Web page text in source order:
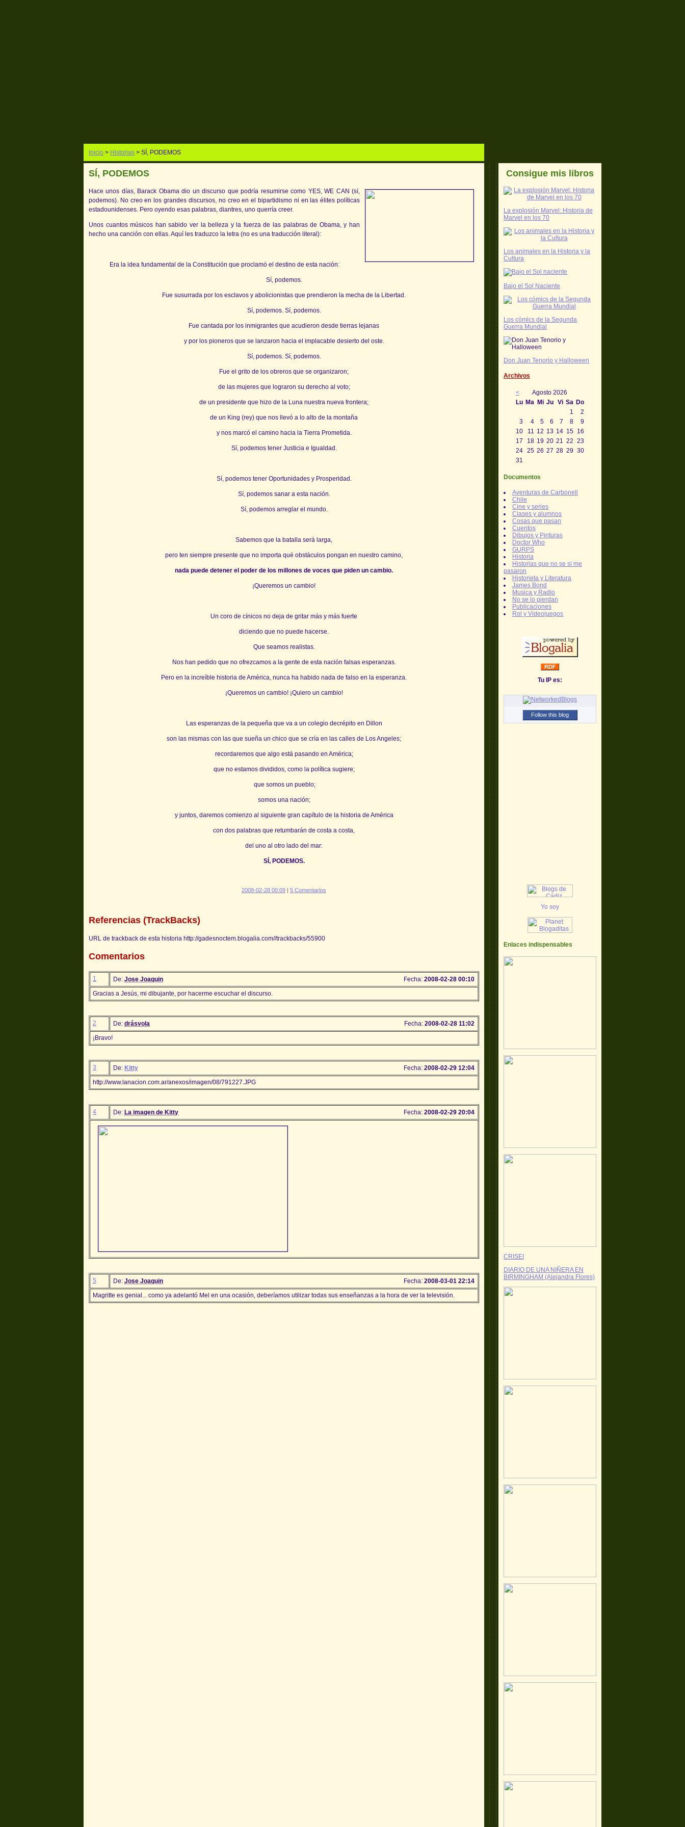
Inicio > Historias > SÍ, PODEMOS
SÍ, PODEMOS
Hace unos días, Barack Obama dio un discurso que podría resumirse como YES, WE CAN (sí,
podemos). No creo en los grandes discursos, no creo en el bipartidismo ni en las élites políticas
estadounidenses. Pero oyendo esas palabras, diantres, uno querría creer.
Unos cuantos músicos han sabido ver la belleza y la fuerza de las palabras de Obama, y han
hecho una canción con ellas. Aquí les traduzco la letra (no es una traducción literal):
Era la idea fundamental de la Constitución que proclamó el destino de esta nación:
Sí, podemos.
Fue susurrada por los esclavos y abolicionistas que prendieron la mecha de la Libertad.
Sí, podemos. Sí, podemos.
Fue cantada por los inmigrantes que acudieron desde tierras lejanas
y por los pioneros que se lanzaron hacia el implacable desierto del oste.
Sí, podemos. Sí, podemos.
Fue el grito de los obreros que se organizaron;
de las mujeres que lograron su derecho al voto;
de un presidente que hizo de la Luna nuestra nueva frontera;
de un King (rey) que nos llevó a lo alto de la montaña
y nos marcó el camino hacia la Tierra Prometida.
Sí, podemos tener Justicia e Igualdad.
Sí, podemos tener Oportunidades y Prosperidad.
Sí, podemos sanar a esta nación.
Sí, podemos arreglar el mundo.
Sabemos que la batalla será larga,
pero ten siempre presente que no importa qué obstáculos pongan en nuestro camino,
nada puede detener el poder de los millones de voces que piden un cambio.
¡Queremos un cambio!
Un coro de cínicos no deja de gritar más y más fuerte
diciendo que no puede hacerse.
Que seamos realistas.
Nos han pedido que no ofrezcamos a la gente de esta nación falsas esperanzas.
Pero en la increíble historia de América, nunca ha habido nada de falso en la esperanza.
¡Queremos un cambio! ¡Quiero un cambio!
Las esperanzas de la pequeña que va a un colegio decrépito en Dillon
son las mismas con las que sueña un chico que se cría en las calles de Los Angeles;
recordaremos que algo está pasando en América;
que no estamos divididos, como la política sugiere;
que somos un pueblo;
somos una nación;
y juntos, daremos comienzo al siguiente gran capítulo de la historia de América
con dos palabras que retumbarán de costa a costa,
del uno al otro lado del mar:
SÍ, PODEMOS.
2008-02-28 00:09 | 5 Comentarios
Referencias (TrackBacks)
URL de trackback de esta historia http://gadesnoctem.blogalia.com//trackbacks/55900
Comentarios
1 De: Jose Joaquin Fecha: 2008-02-28 00:10
Gracias a Jesús, mi dibujante, por hacerme escuchar el discurso.
2 De: drásvola Fecha: 2008-02-28 11:02
¡Bravo!
3 De: Kitty Fecha: 2008-02-29 12:04
http://www.lanacion.com.ar/anexos/imagen/08/791227.JPG
4 De: La imagen de Kitty Fecha: 2008-02-29 20:04
5 De: Jose Joaquin Fecha: 2008-03-01 22:14
Magritte es genial... como ya adelantó Mel en una ocasión, deberíamos utilizar todas sus enseñanzas a la hora de ver la televisión.
Consigue mis libros
La explosión Marvel: Historia de
Marvel en los 70
Los animales en la Historia y la
Cultura
Bajo el Sol Naciente
Los cómics de la Segunda
Guerra Mundial
Don Juan Tenorio y Halloween
Archivos
<
Agosto 2026
Lu Ma Mi Ju Vi Sa Do
1
2
3
4 5 6 7 8
9
10
11 12 13 14 15 16
17
18 19 20 21 22 23
24 25 26 27 28 29 30
31
Documentos
Aventuras de Carbonell
Chile
Cine y series
Clases y alumnos
Cosas que pasan
Cuentos
Dibujos y Pinturas
Doctor Who
GURPS
Historia
Historias que no se si me
pasaron
Historieta y Literatura
James Bond
Musica y Radio
No se lo pierdan
Publicaciones
Rol y Videojuegos
Tu IP es:
Follow this blog
Enlaces indispensables
CRISEI
DIARIO DE UNA NIÑERA EN
BIRMINGHAM (Alejandra Flores)